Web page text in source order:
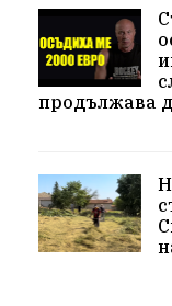
продължава